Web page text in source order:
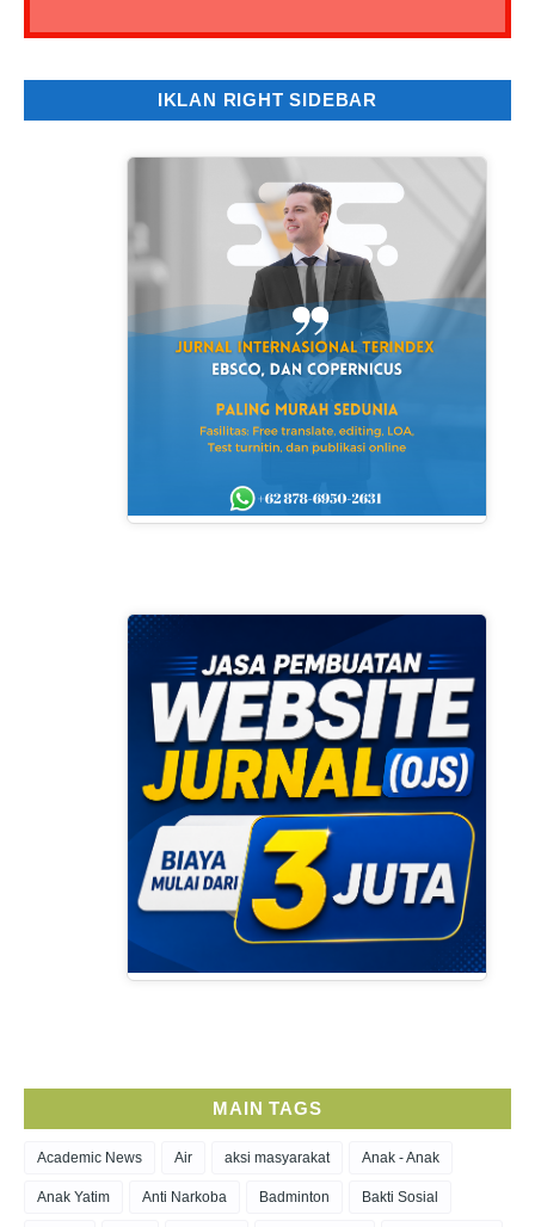
IKLAN RIGHT SIDEBAR
MAIN TAGS
Academic News Air aksi masyarakat Anak - Anak
Anak Yatim Anti Narkoba Badminton Bakti Sosial